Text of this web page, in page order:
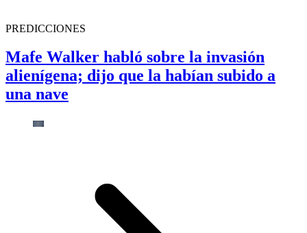
PREDICCIONES
Mafe Walker habló sobre la invasión
alienígena; dijo que la habían subido a
una nave